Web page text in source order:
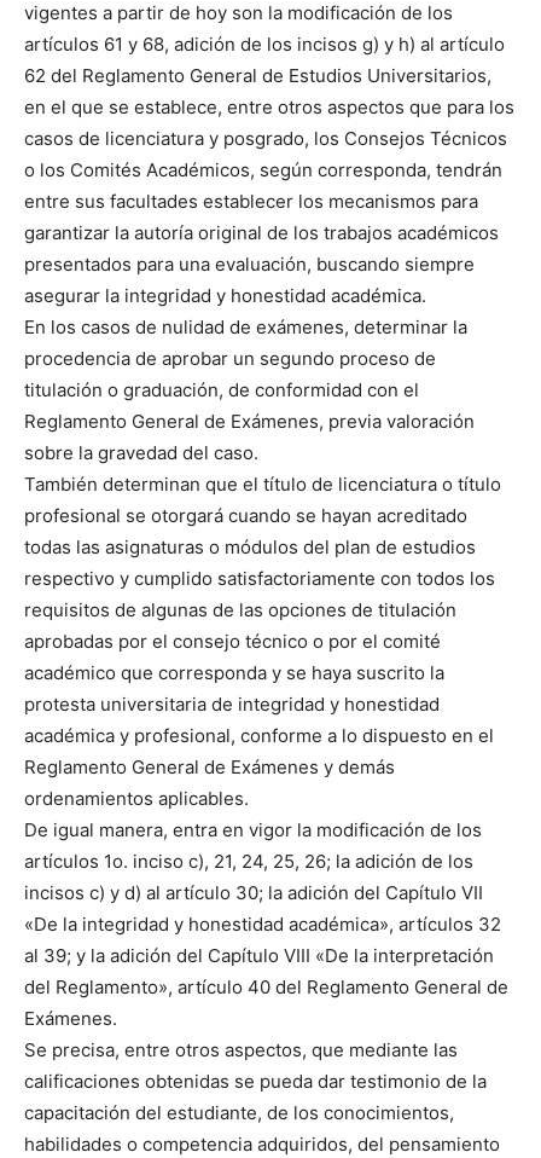
vigentes a partir de hoy son la modificación de los
artículos 61 y 68, adición de los incisos g) y h) al artículo
62 del Reglamento General de Estudios Universitarios,
en el que se establece, entre otros aspectos que para los
casos de licenciatura y posgrado, los Consejos Técnicos
o los Comités Académicos, según corresponda, tendrán
entre sus facultades establecer los mecanismos para
garantizar la autoría original de los trabajos académicos
presentados para una evaluación, buscando siempre
asegurar la integridad y honestidad académica.
En los casos de nulidad de exámenes, determinar la
procedencia de aprobar un segundo proceso de
titulación o graduación, de conformidad con el
Reglamento General de Exámenes, previa valoración
sobre la gravedad del caso.
También determinan que el título de licenciatura o título
profesional se otorgará cuando se hayan acreditado
todas las asignaturas o módulos del plan de estudios
respectivo y cumplido satisfactoriamente con todos los
requisitos de algunas de las opciones de titulación
aprobadas por el consejo técnico o por el comité
académico que corresponda y se haya suscrito la
protesta universitaria de integridad y honestidad
académica y profesional, conforme a lo dispuesto en el
Reglamento General de Exámenes y demás
ordenamientos aplicables.
De igual manera, entra en vigor la modificación de los
artículos 1o. inciso c), 21, 24, 25, 26; la adición de los
incisos c) y d) al artículo 30; la adición del Capítulo VII
«De la integridad y honestidad académica», artículos 32
al 39; y la adición del Capítulo VIII «De la interpretación
del Reglamento», artículo 40 del Reglamento General de
Exámenes.
Se precisa, entre otros aspectos, que mediante las
calificaciones obtenidas se pueda dar testimonio de la
capacitación del estudiante, de los conocimientos,
habilidades o competencia adquiridos, del pensamiento